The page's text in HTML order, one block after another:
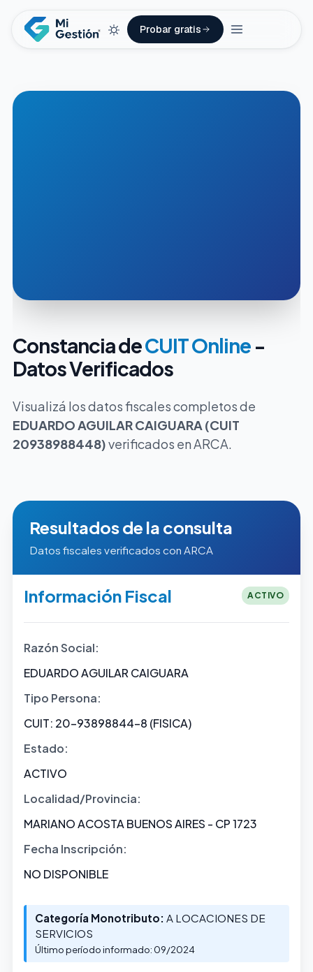
Probar gratis
Constancia deCUIT Online -
Datos Verificados
Visualizá los datos fiscales completos de
EDUARDO AGUILAR CAIGUARA (CUIT
20938988448)verificados en ARCA.
Resultados de la consulta
Datos fiscales verificados con ARCA
Información Fiscal ACTIVO
Razón Social:
EDUARDO AGUILAR CAIGUARA
Tipo Persona:
CUIT: 20-93898844-8 (FISICA)
Estado:
ACTIVO
Localidad/Provincia:
MARIANO ACOSTA BUENOS AIRES - CP 1723
Fecha Inscripción:
NO DISPONIBLE
Categoría Monotributo: A LOCACIONES DE
SERVICIOS
Último período informado: 09/2024